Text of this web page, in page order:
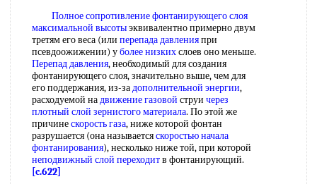
Полное сопротивлениефонтанирующего слоя
максимальной высотыэквивалентно примерно двум
третям его веса (или перепада давленияпри
псевдоожижении) уболее низкихслоев оно меньше.
Перепад давления, необходимый для создания
фонтанирующего слоя, значительно выше, чем для
его поддержания, из-задополнительной энергии,
расходуемой надвижение газовой струи через
плотный слой зернистого материала. По этой же
причинескорость газа, ниже которой фонтан
разрушается (она называетсяскоростью начала
фонтанирования), несколько ниже той, при которой
неподвижный слой переходитв фонтанирующий.
[c.622]